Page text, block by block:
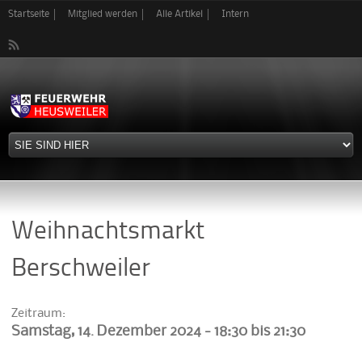
Direkt
Startseite Mitglied werden Alle Artikel Intern
Weihnachtsmarkt
Berschweiler
Zeitraum:
Samstag, 14. Dezember 2024 -18:30 bis 21:30